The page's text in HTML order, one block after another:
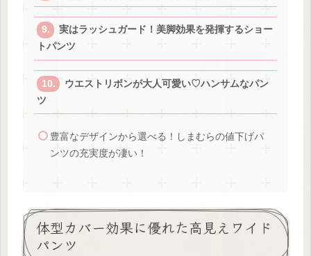
実はラッシュガード！美脚効果を発揮するショー
トパンツ
ウエストリボンが大人可愛い♡ハンサムなパン
ツ
豊富なデザインから選べる！しまむらの値下げパ
ンツの充実度が凄い！
体型カバー効果に優れた高見えワイド
パンツ